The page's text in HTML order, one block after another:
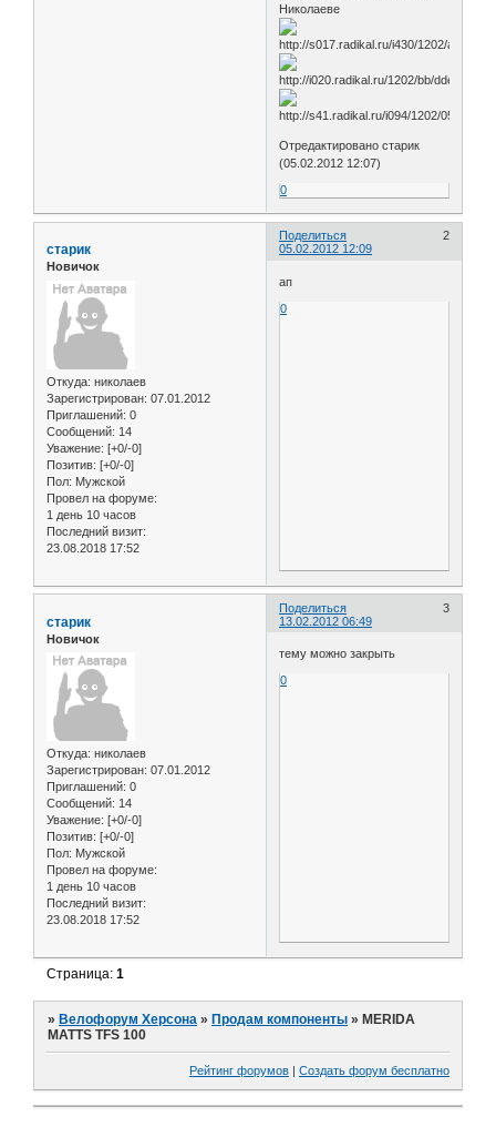
Николаеве
Отредактировано старик
(05.02.2012 12:07)
0
Поделиться
2
05.02.2012 12:09
старик
Новичок
Откуда: николаев
Зарегистрирован: 07.01.2012
Приглашений: 0
Сообщений: 14
Уважение: [+0/-0]
Позитив: [+0/-0]
Пол: Мужской
Провел на форуме:
1 день 10 часов
Последний визит:
23.08.2018 17:52
ап
0
Поделиться
3
13.02.2012 06:49
старик
Новичок
Откуда: николаев
Зарегистрирован: 07.01.2012
Приглашений: 0
Сообщений: 14
Уважение: [+0/-0]
Позитив: [+0/-0]
Пол: Мужской
Провел на форуме:
1 день 10 часов
Последний визит:
23.08.2018 17:52
тему можно закрыть
0
Страница:1
» Велофорум Херсона » Продам компоненты » MERIDA
МАТТS TFS 100
Рейтинг форумов | Создать форум бесплатно